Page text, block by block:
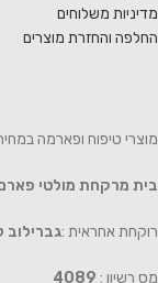
מדיניות משלוחים
החלפה והחזרת מוצרים
מוצרי טיפוח ופארמה
בית מרקחת מולטי
רוקחת אחראית :גברילוב
מס רשיון : 4089